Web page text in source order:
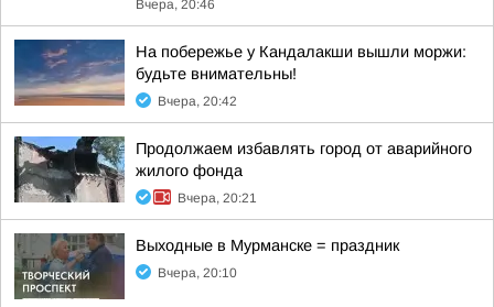
Вчера, 20:46
На побережье у Кандалакши вышли моржи:
будьте внимательны!
Вчера, 20:42
Продолжаем избавлять город от аварийного
жилого фонда
Вчера, 20:21
Выходные в Мурманске = праздник
Вчера, 20:10